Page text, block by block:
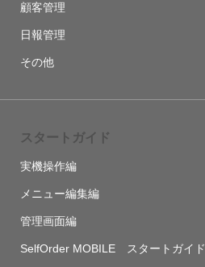
顧客管理
日報管理
その他
スタートガイド
実機操作編
メニュー編集編
管理画面編
SelfOrder MOBILE スタートガイド